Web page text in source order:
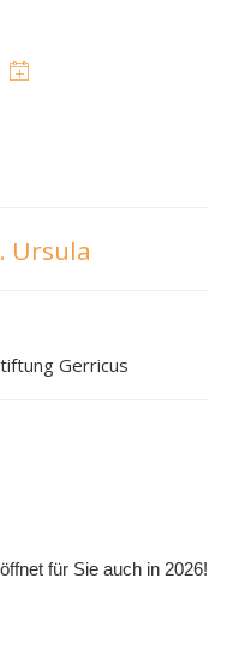
Ursula
Gerricus
für Sie auch in 2026!